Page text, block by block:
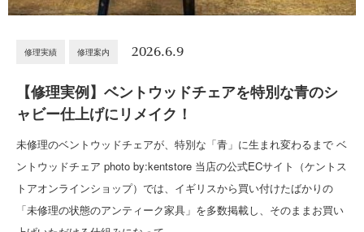
修理実績 修理案内 2026.6.9
【修理実例】ベントウッドチェアを特別な青のシ
ャビー仕上げにリメイク！
未修理のベントウッドチェアが、特別な「青」に生まれ変わるまで ベ
ントウッドチェア photo by:kentstore 当店の公式ECサイト（ケントス
トアオンラインショップ）では、イギリスから買い付けたばかりの
「未修理の状態のアンティーク家具」を多数掲載し、そのままお買い